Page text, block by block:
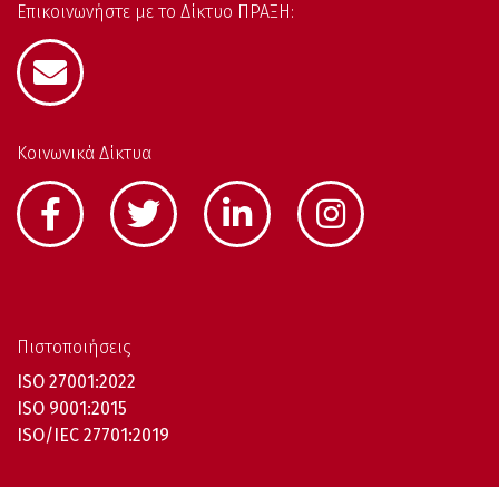
Επικοινωνήστε με το Δίκτυο ΠΡΑΞΗ:
Κοινωνικά Δίκτυα
Πιστοποιήσεις
ISO 27001:2022
ISO 9001:2015
ISO/IEC 27701:2019